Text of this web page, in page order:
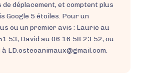
déplacement, et comptent plus
Google 5 étoiles. Pour un
ou un premier avis : Laurie au
David au 06.16.58.23.52, ou
LD.osteoanimaux@gmail.com.